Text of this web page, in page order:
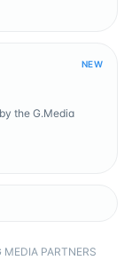
NEW
the G.Media
MEDIA PARTNERS